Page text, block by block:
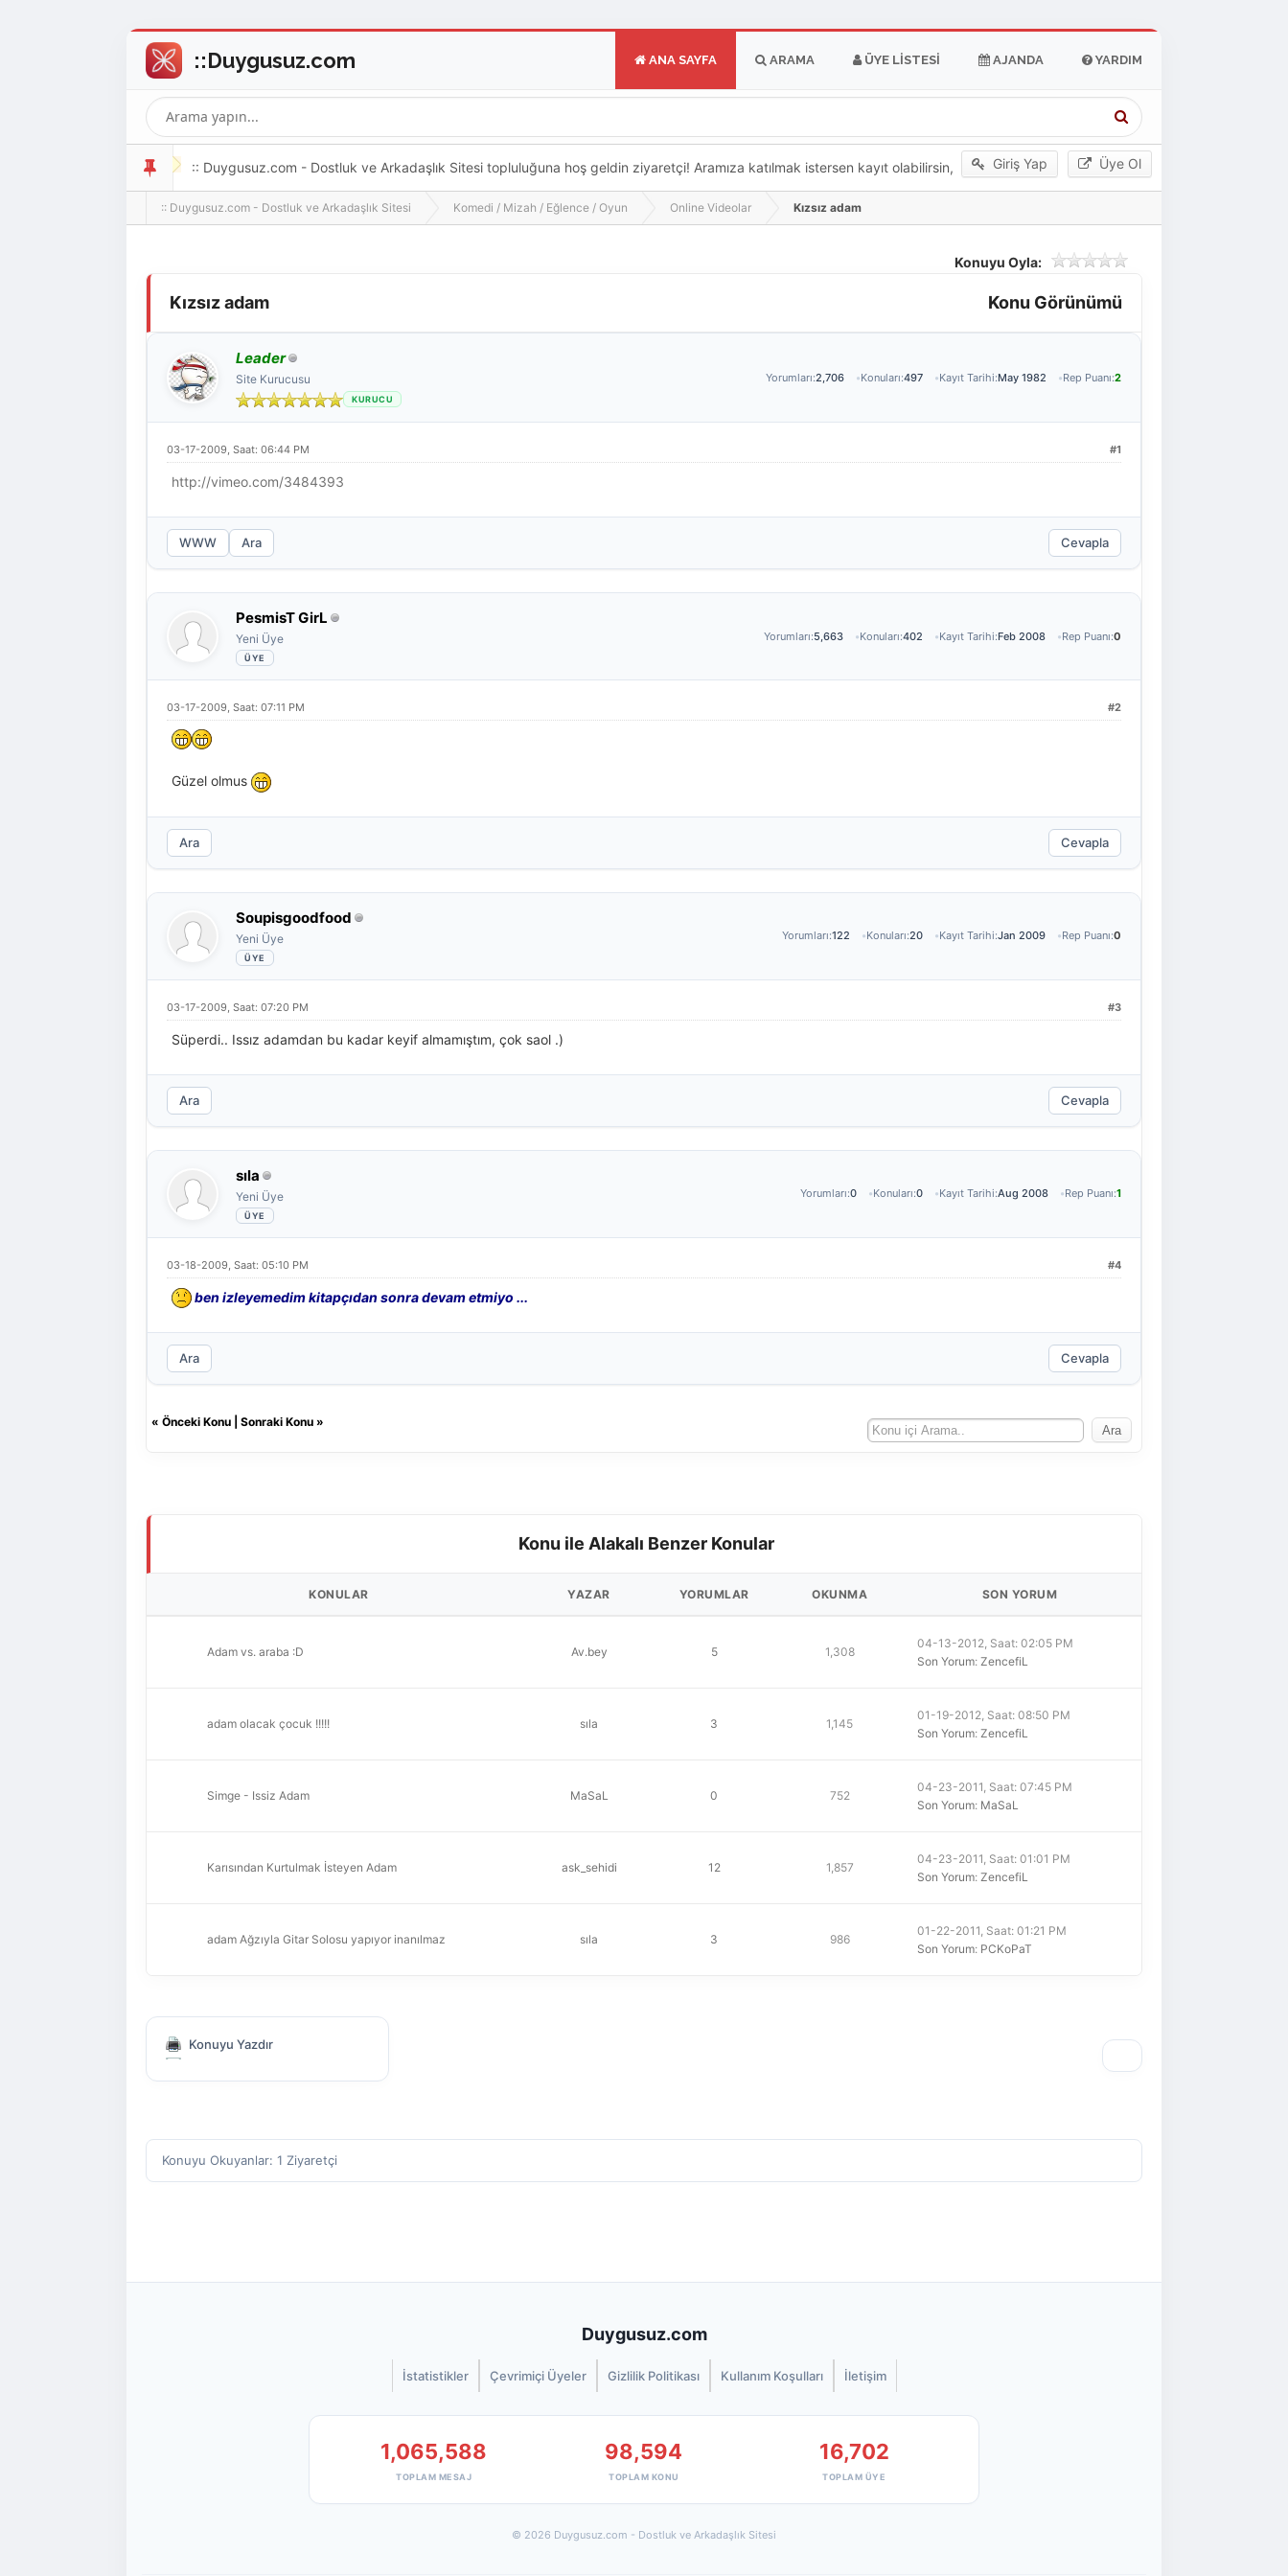
ANA SAYFA ARAMA ÜYE LISTESI AJANDA YARDIM
Giriş Yap Üye Ol
:: Duygusuz.com - Dostluk ve Arkadaşlık Sitesi topluluğuna hoş geldin ziyaretçi! Aramıza katılmak istersen kayıt olabilirsin,
oldukça kolay ve zahmetsizdir.
:: Duygusuz.com - Dostluk ve Arkadaşlık Sitesi Komedi / Mizah / Eğlence / Oyun Online Videolar Kızsız adam
Konuyu Oyla:
Konu Görünümü
Kızsız adam
Leader
Site Kurucusu Yorumları:2,706 Konuları:497 Kayıt Tarihi:May 1982 Rep Puanı:2
#1
03-17-2009, Saat: 06:44 PM
http://vimeo.com/3484393
WWW Ara Cevapla
PesmisT GirL
Yeni Üye Yorumları:5,663 Konuları:402 Kayıt Tarihi:Feb 2008 Rep Puanı:0
#2
03-17-2009, Saat: 07:11 PM
Güzel olmus
Ara Cevapla
Soupisgoodfood
Yeni Üye Yorumları:122 Konuları:20 Kayıt Tarihi:Jan 2009 Rep Puanı:0
#3
03-17-2009, Saat: 07:20 PM
Süperdi.. Issız adamdan bu kadar keyif almamıştım, çok saol .)
Ara Cevapla
sıla
Yeni Üye Yorumları:0 Konuları:0 Kayıt Tarihi:Aug 2008 Rep Puanı:1
#4
03-18-2009, Saat: 05:10 PM
ben izleyemedim kitapçıdan sonra devam etmiyo ...
Ara Cevapla
« Önceki Konu Sonraki Konu »
Konu ile Alakalı Benzer Konular
KONULAR YAZAR YORUMLAR OKUNMA SON YORUM
Adam vs. araba :D Av.bey 5 1,308
04-13-2012, Saat: 02:05 PM
Son Yorum: ZencefiL
adam olacak çocuk !!!!! sıla 3 1,145
01-19-2012, Saat: 08:50 PM
Son Yorum: ZencefiL
Simge - Issiz Adam MaSaL 0 752
04-23-2011, Saat: 07:45 PM
Son Yorum: MaSaL
Karısından Kurtulmak İsteyen Adam ask_sehidi 12 1,857
04-23-2011, Saat: 01:01 PM
Son Yorum: ZencefiL
adam Ağzıyla Gitar Solosu yapıyor inanılmaz sıla 3 986
01-22-2011, Saat: 01:21 PM
Son Yorum: PCKoPaT
Konuyu Yazdır
Konuyu Okuyanlar: 1 Ziyaretçi
Duygusuz.com
İstatistikler Çevrimiçi Üyeler Gizlilik Politikası Kullanım Koşulları İletişim
1,065,588
TOPLAM MESAJ
98,594
TOPLAM KONU
16,702
TOPLAM ÜYE
© 2026 Duygusuz.com - Dostluk ve Arkadaşlık Sitesi